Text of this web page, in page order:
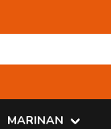
MARINAN